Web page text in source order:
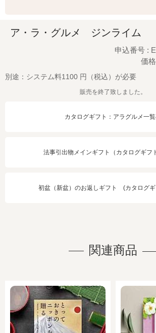
ア・ラ・グルメ ジンライム
申込番号 :
価格
別途：システム料1100 円（税込）が必要
販売を終了致しました。
カタログギフト：アラグルメ一
法事引出物メインギフト（カタログギフ
初盆（新盆）のお返しギフト (カタログ
関連商品